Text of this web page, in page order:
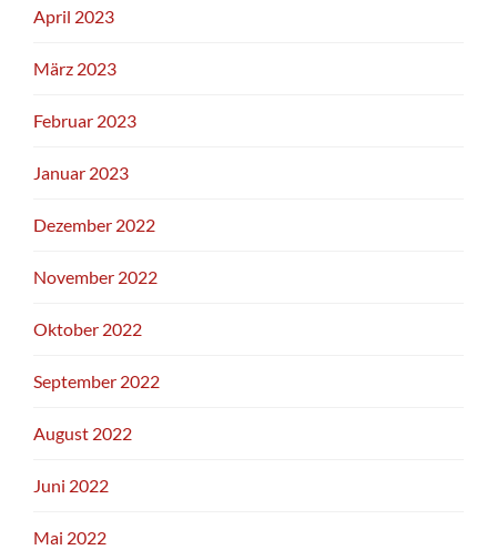
April 2023
März 2023
Februar 2023
Januar 2023
Dezember 2022
November 2022
Oktober 2022
September 2022
August 2022
Juni 2022
Mai 2022